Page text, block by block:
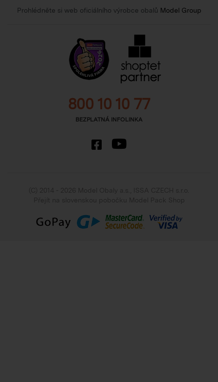
Prohlédněte si web oficiálního výrobce obalů Model Group
800 10 10 77
BEZPLATNÁ INFOLINKA